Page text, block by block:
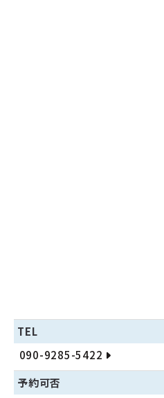
TEL
090-9285-5422
予約可否